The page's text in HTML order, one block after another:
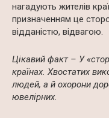
нагадують жителів
призначенням це
відданістю, відвагою.
Цікавий факт – У
країнах. Хвостатих
людей, а й охорони
ювелірних.